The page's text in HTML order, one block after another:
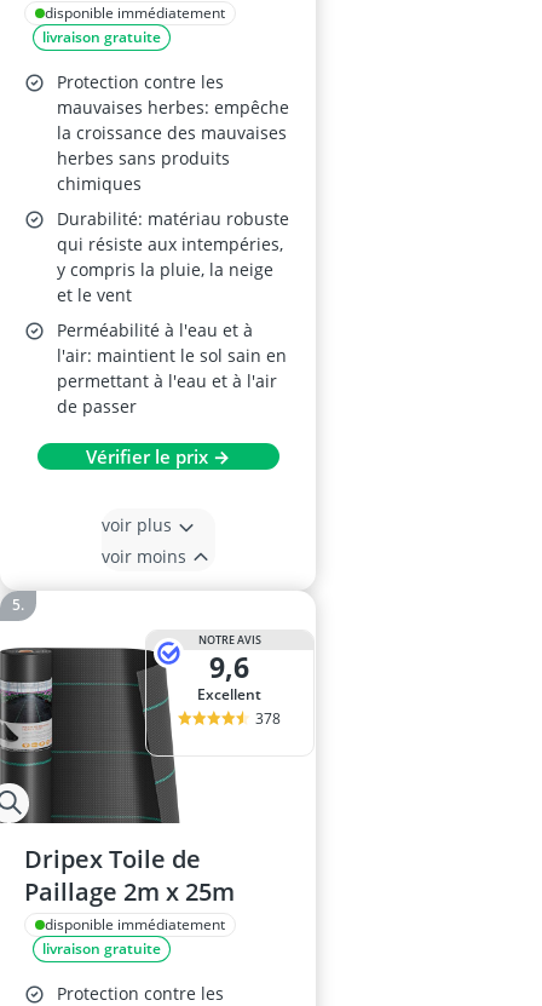
disponible immédiatement
livraison gratuite
Protection contre les
mauvaises herbes: empêche
la croissance des mauvaises
herbes sans produits
chimiques
Durabilité: matériau robuste
qui résiste aux intempéries,
y compris la pluie, la neige
et le vent
Perméabilité à l'eau et à
l'air: maintient le sol sain en
permettant à l'eau et à l'air
de passer
Vérifier le prix →
voir plus
voir moins
NOTRE AVIS
9,6
Excellent
378
Dripex Toile de
Paillage 2m x 25m
disponible immédiatement
livraison gratuite
Protection contre les